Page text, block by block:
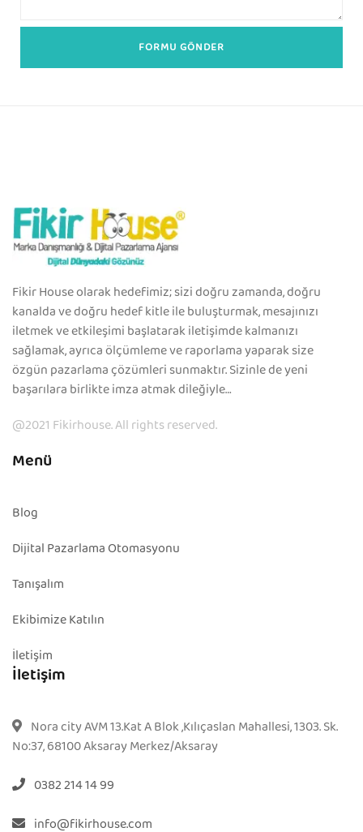
Fikir House olarak hedefimiz; sizi doğru zamanda, doğru
kanalda ve doğru hedef kitle ile buluşturmak, mesajınızı
iletmek ve etkileşimi başlatarak iletişimde kalmanızı
sağlamak, ayrıca ölçümleme ve raporlama yaparak size
özgün pazarlama çözümleri sunmaktır. Sizinle de yeni
başarılara birlikte imza atmak dileğiyle…
@2021 Fikirhouse. All rights reserved.
Menü
Blog
Dijital Pazarlama Otomasyonu
Tanışalım
Ekibimize Katılın
İletişim
İletişim
Nora city AVM 13.Kat A Blok ,Kılıçaslan Mahallesi, 1303. Sk.
No:37, 68100 Aksaray Merkez/Aksaray
0382 214 14 99
info@fikirhouse.com